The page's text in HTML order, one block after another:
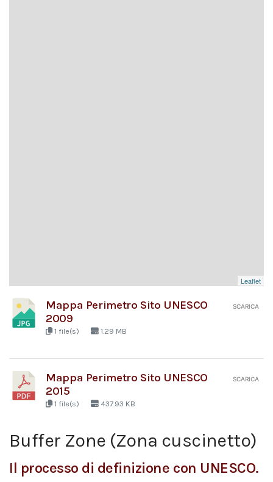
Leaflet
Mappa Perimetro Sito UNESCO
2009
1 file(s) 1.29 MB
SCARICA
Mappa Perimetro Sito UNESCO
2015
1 file(s) 437.93 KB
SCARICA
Buffer Zone (Zona cuscinetto)
Il processo di definizione con UNESCO.